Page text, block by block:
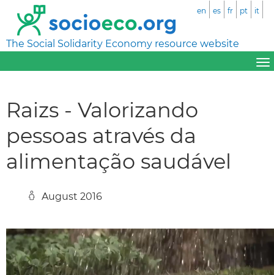
The Social Solidarity Economy resource website
en es fr pt it
Raizs - Valorizando
pessoas através da
alimentação saudável
August 2016